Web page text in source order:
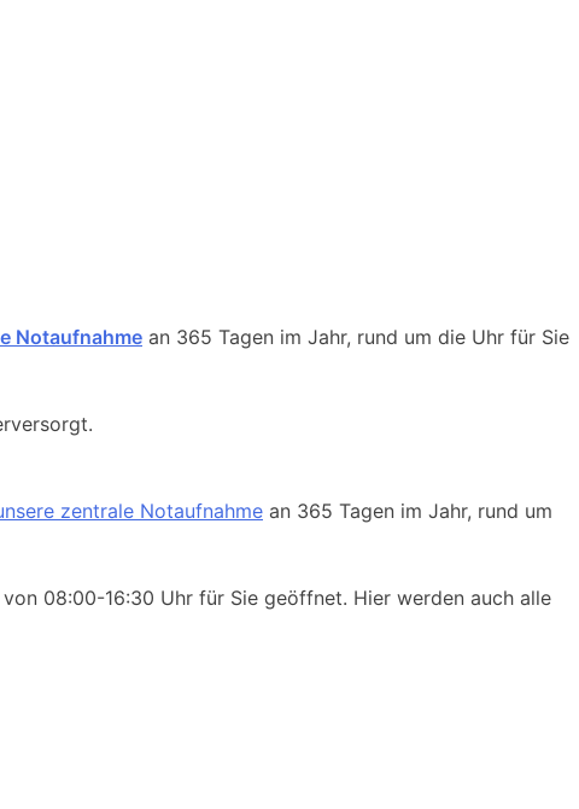
Notaufnahme an 365 Tagen im Jahr, rund um die Uhr für Sie
zentrale Notaufnahme an 365 Tagen im Jahr, rund um
08:00-16:30 Uhr für Sie geöffnet. Hier werden auch alle